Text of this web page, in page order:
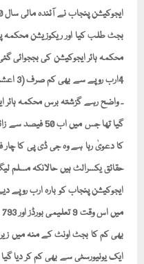
بجٹ طلب کیا اور ریکوزیشن محکمہ
محکمہ ہائر ایجوکیشن کی
گیا تھا جس میں
کا دعویٰ رہا ہے وہ جی ڈی پی کا
حقائق یکسرالٹ ہیں حالانکہ مسلم
ایجوکیشن پنجاب کو بارہ ارب روپے
بھی کم کا بجٹ اونٹ کے منہ میں
ایک یونیورسٹی سے بھی کم کر دیا گیا